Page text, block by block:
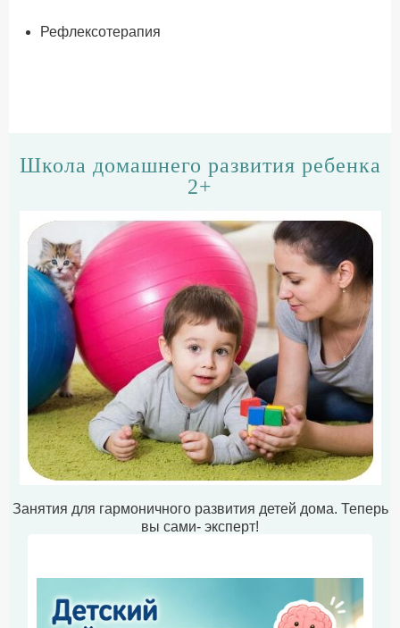
Рефлексотерапия
Школа домашнего развития ребенка
2+
Занятия для гармоничного развития детей дома. Теперь
вы сами- эксперт!